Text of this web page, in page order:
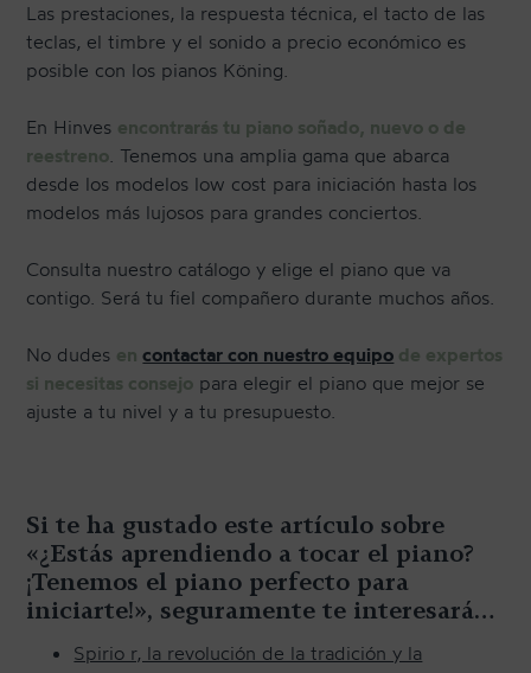
Las prestaciones, la respuesta técnica, el tacto de las
teclas, el timbre y el sonido a precio económico es
posible con los pianos Köning.
En Hinves encontrarás tu piano soñado, nuevo o de
reestreno. Tenemos una amplia gama que abarca
desde los modelos low cost para iniciación hasta los
modelos más lujosos para grandes conciertos.
Consulta nuestro catálogo y elige el piano que va
contigo. Será tu fiel compañero durante muchos años.
No dudes encontactar con nuestro equipo de expertos
si necesitas consejo para elegir el piano que mejor se
ajuste a tu nivel y a tu presupuesto.
Si te ha gustado este artículo sobre
«¿Estás aprendiendo a tocar el piano?
¡Tenemos el piano perfecto para
iniciarte!», seguramente te interesará…
Spirio r, la revolución de la tradición y la